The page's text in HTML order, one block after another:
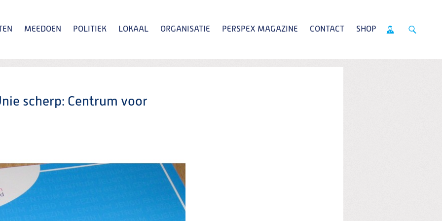
MEEDOEN POLITIEK LOKAAL ORGANISATIE PERSPEX MAGAZINE CONTACT SHOP
scherp: Centrum voor